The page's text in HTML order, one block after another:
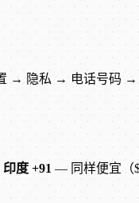
→ 隐私 → 电话号码
印度 +91 — 同样便宜（